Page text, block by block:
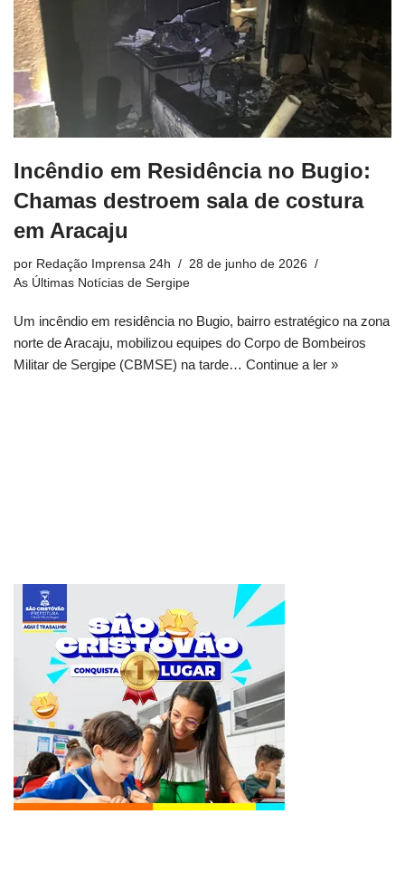
Incêndio em Residência no Bugio:
Chamas destroem sala de costura
em Aracaju
por Redação Imprensa 24h
28 de junho de 2026
As Últimas Notícias de Sergipe
Um incêndio em residência no Bugio, bairro estratégico na zona
norte de Aracaju, mobilizou equipes do Corpo de Bombeiros
Militar de Sergipe (CBMSE) na tarde… Continue a ler »